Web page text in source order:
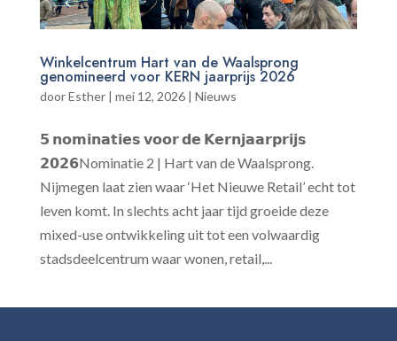
Winkelcentrum Hart van de Waalsprong
genomineerd voor KERN jaarprijs 2026
doorEsther| mei 12, 2026| Nieuws
𝟱 𝗻𝗼𝗺𝗶𝗻𝗮𝘁𝗶𝗲𝘀 𝘃𝗼𝗼𝗿 𝗱𝗲 𝗞𝗲𝗿𝗻𝗷𝗮𝗮𝗿𝗽𝗿𝗶𝗷𝘀
𝟮𝟬𝟮𝟲Nominatie 2 | Hart van de Waalsprong.
Nijmegen laat zien waar ‘Het Nieuwe Retail’ echt tot
leven komt. In slechts acht jaar tijd groeide deze
mixed-use ontwikkeling uit tot een volwaardig
stadsdeelcentrum waar wonen, retail,...